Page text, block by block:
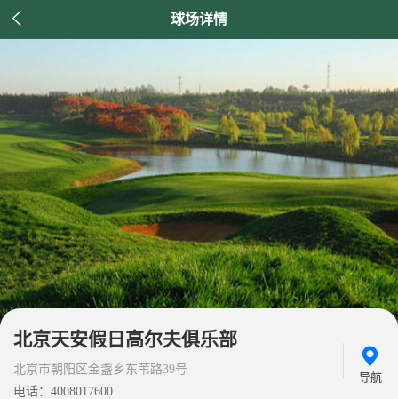
 球场详情
北京天安假日高尔夫俱乐部
北京市朝阳区金盏乡东苇路39号
电话：4008017600
导航